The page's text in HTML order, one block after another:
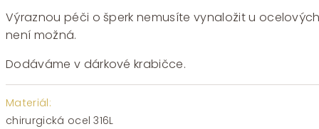
byla:
1450 Kč.
je:
Výraznou péči o šperk nemusíte vynaložit u
není možná.
Dodáváme v dárkové krabičce.
Materiál:
chirurgická ocel 316L